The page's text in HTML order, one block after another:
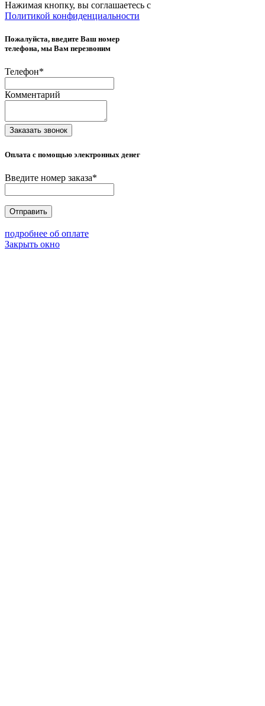
Нажимая кнопку, вы соглашаетесь с
Политикой конфиденциальности
Пожалуйста, введите Ваш номер
телефона, мы Вам перезвоним
Телефон*
Комментарий
Заказать звонок
Оплата с помощью электронных денег
Введите номер заказа*
Отправить
подробнее об оплате
Закрыть окно